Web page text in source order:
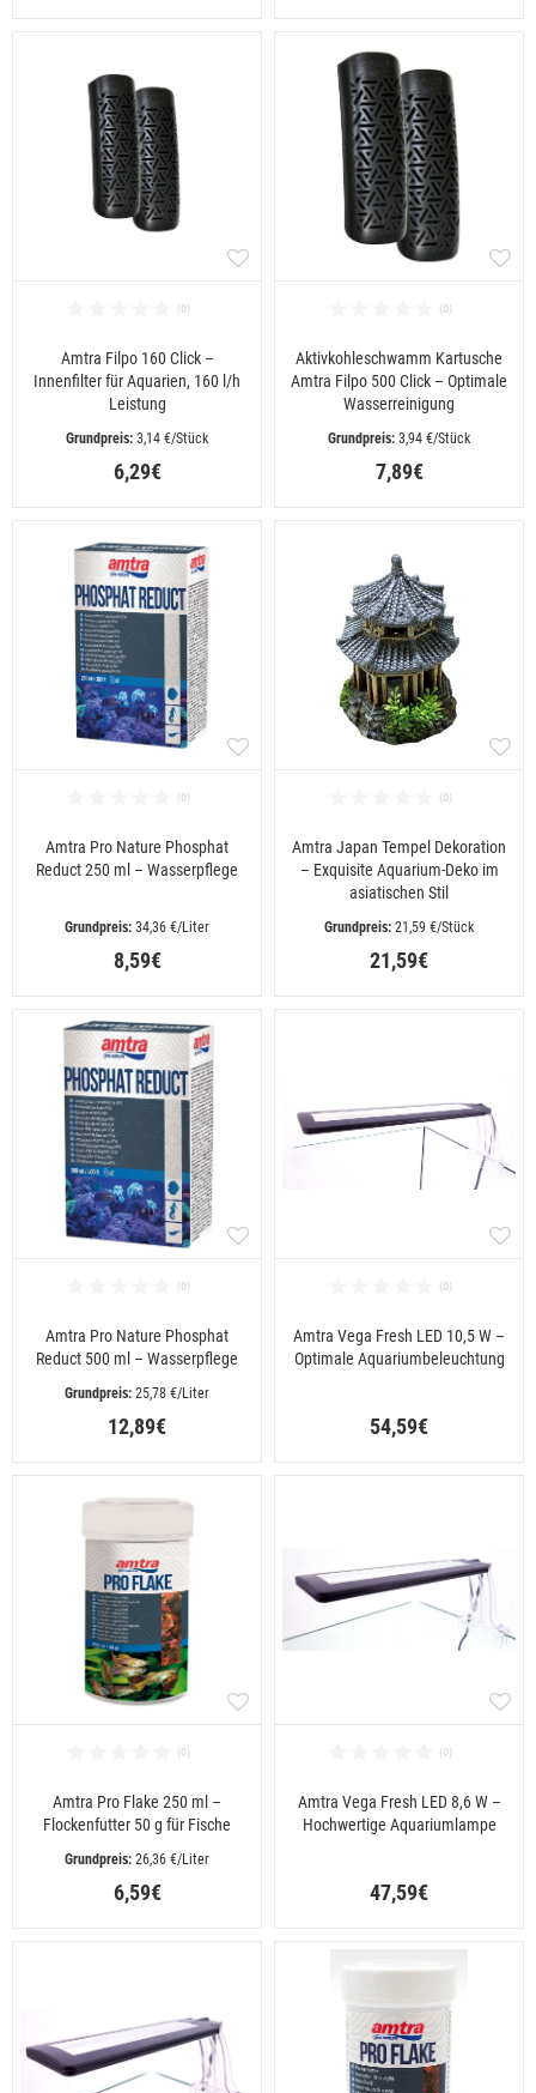
Amtra Filpo 160 Click –
Innenfilter für Aquarien, 160 l/h
Leistung
3,14 €/Stück
6,29€
Aktivkohleschwamm Kartusche
Amtra Filpo 500 Click – Optimale
Wasserreinigung
3,94 €/Stück
7,89€
Amtra Pro Nature Phosphat
Reduct 250 ml – Wasserpflege
34,36 €/Liter
8,59€
Amtra Japan Tempel Dekoration
– Exquisite Aquarium-Deko im
asiatischen Stil
21,59 €/Stück
21,59€
Amtra Pro Nature Phosphat
Reduct 500 ml – Wasserpflege
25,78 €/Liter
12,89€
Amtra Vega Fresh LED 10,5 W –
Optimale Aquariumbeleuchtung
54,59€
Amtra Pro Flake 250 ml –
Flockenfutter 50 g für Fische
26,36 €/Liter
6,59€
Amtra Vega Fresh LED 8,6 W –
Hochwertige Aquariumlampe
47,59€